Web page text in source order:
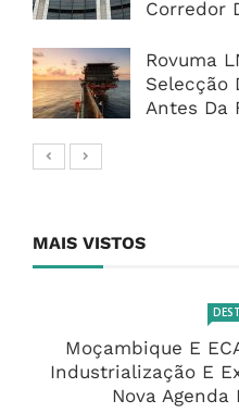
Corredor
Rovuma
Selecção
Antes Da
MAIS VISTOS
Moçambique E
Industrialização E
Nova Agenda